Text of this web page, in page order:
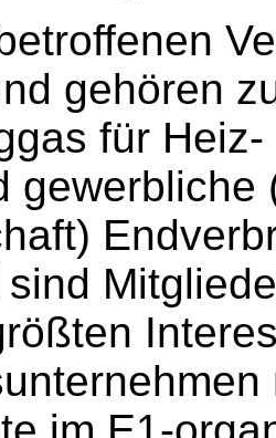
gehören
für
gewerbliche